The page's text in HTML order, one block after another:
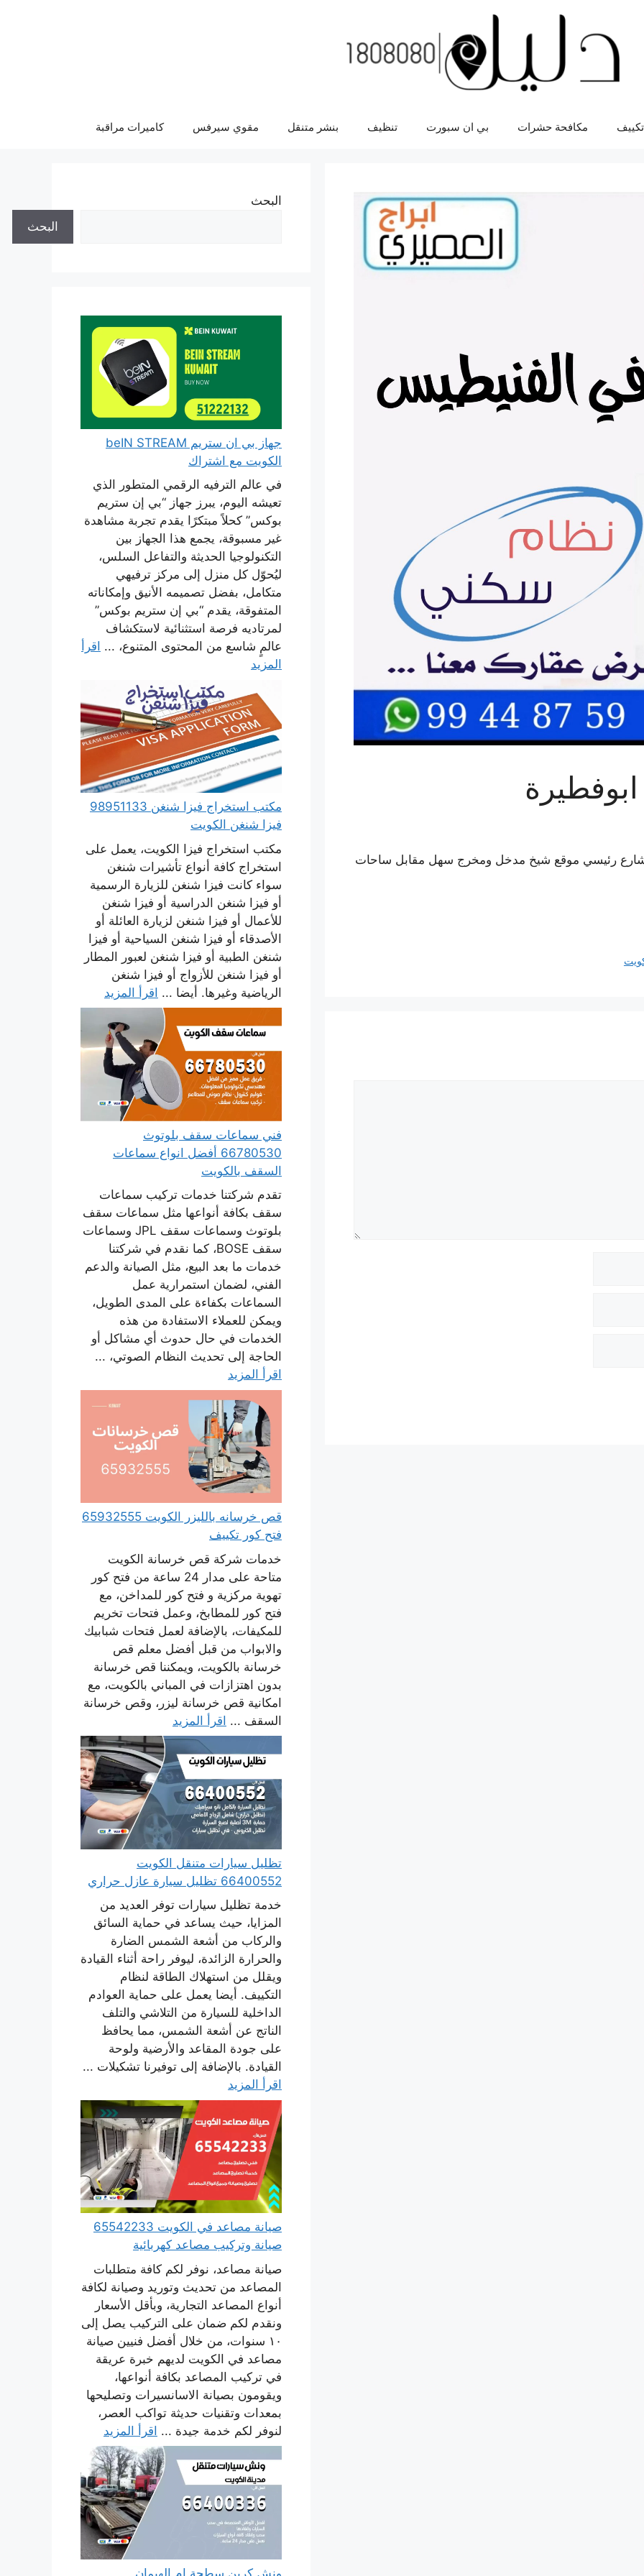
تكييف مكافحة حشرات بي ان سبورت تنظيف بنشر متنقل مقوي سيرفس كاميرات مراقبة
في ابوفطيرة راس 3شوارع 400متر شارع رئيسي موقع شيخ مدخل ومخرج سهل مقابل ساحات
البحث
البحث
جهاز بي ان ستريم beIN STREAM
الكويت مع اشتراك
في عالم الترفيه الرقمي المتطور الذي
تعيشه اليوم، يبرز جهاز “بي إن ستريم
بوكس” كحلاً مبتكرًا يقدم تجربة مشاهدة
غير مسبوقة، يجمع هذا الجهاز بين
التكنولوجيا الحديثة والتفاعل السلس،
ليُحوّل كل منزل إلى مركز ترفيهي
متكامل، بفضل تصميمه الأنيق وإمكاناته
المتفوقة، يقدم “بي إن ستريم بوكس”
لمرتاديه فرصة استثنائية لاستكشاف
عالمٍ شاسع من المحتوى المتنوع، ... اقرأ
المزيد
مكتب استخراج فيزا شنغن 98951133
فيزا شنغن الكويت
مكتب استخراج فيزا الكويت، يعمل على
استخراج كافة أنواع تأشيرات شنغن
سواء كانت فيزا شنغن للزيارة الرسمية
أو فيزا شنغن الدراسية أو فيزا شنغن
للأعمال أو فيزا شنغن لزيارة العائلة أو
الأصدقاء أو فيزا شنغن السياحية أو فيزا
شنغن الطبية أو فيزا شنغن لعبور المطار
أو فيزا شنغن للأزواج أو فيزا شنغن
الرياضية وغيرها. أيضا ... اقرأ المزيد
فني سماعات سقف بلوتوث
66780530 أفضل انواع سماعات
السقف بالكويت
تقدم شركتنا خدمات تركيب سماعات
سقف بكافة أنواعها مثل سماعات سقف
بلوتوث وسماعات سقف JPL وسماعات
سقف BOSE، كما نقدم في شركتنا
خدمات ما بعد البيع، مثل الصيانة والدعم
الفني، لضمان استمرارية عمل
السماعات بكفاءة على المدى الطويل،
ويمكن للعملاء الاستفادة من هذه
الخدمات في حال حدوث أي مشاكل أو
الحاجة إلى تحديث النظام الصوتي، ...
اقرأ المزيد
قص خرسانه بالليزر الكويت 65932555
فتح كور تكييف
خدمات شركة قص خرسانة الكويت
متاحة على مدار 24 ساعة من فتح كور
تهوية مركزية و فتح كور للمداخن، مع
فتح كور للمطابخ، وعمل فتحات تخريم
للمكيفات، بالإضافة لعمل فتحات شبابيك
والابواب من قبل أفضل معلم قص
خرسانة بالكويت، ويمكننا قص خرسانة
بدون اهتزازات في المباني بالكويت، مع
امكانية قص خرسانة ليزر، وقص خرسانة
السقف ... اقرأ المزيد
تظليل سيارات متنقل الكويت
66400552 تظليل سيارة عازل حراري
خدمة تظليل سيارات توفر العديد من
المزايا، حيث يساعد في حماية السائق
والركاب من أشعة الشمس الضارة
والحرارة الزائدة، ليوفر راحة أثناء القيادة
ويقلل من استهلاك الطاقة لنظام
التكييف. أيضا يعمل على حماية العوادم
الداخلية للسيارة من التلاشي والتلف
الناتج عن أشعة الشمس، مما يحافظ
على جودة المقاعد والأرضية ولوحة
القيادة. بالإضافة إلى توفيرنا تشكيلات ...
اقرأ المزيد
صيانة مصاعد في الكويت 65542233
صيانة وتركيب مصاعد كهربائية
صيانة مصاعد، نوفر لكم كافة متطلبات
المصاعد من تحديث وتوريد وصيانة لكافة
أنواع المصاعد التجارية، وبأقل الأسعار
ونقدم لكم ضمان على التركيب يصل إلى
١٠ سنوات، من خلال أفضل فنيين صيانة
مصاعد في الكويت لديهم خبرة عريقة
في تركيب المصاعد بكافة أنواعها،
ويقومون بصيانة الاسانسيرات وتصليحها
بمعدات وتقنيات حديثة تواكب العصر،
لنوفر لكم خدمة جيدة ... اقرأ المزيد
ونش كرين سطحة ام الهيمان